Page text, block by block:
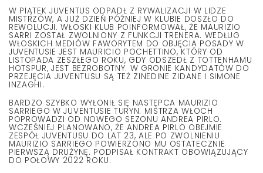
W PIĄTEK JUVENTUS ODPADŁ Z RYWALIZACJI W LIDZE
MISTRZÓW, A JUŻ DZIEŃ PÓŹNIEJ W KLUBIE DOSZŁO DO
REWOLUCJI. WŁOSKI KLUB POINFORMOWAŁ, ŻE MAURIZIO
SARRI ZOSTAŁ ZWOLNIONY Z FUNKCJI TRENERA. WEDŁUG
WŁOSKICH MEDIÓW FAWORYTEM DO OBJĘCIA POSADY W
JUVENTUSIE JEST MAURICIO POCHETTINO, KTÓRY OD
LISTOPADA ZESZŁEGO ROKU, GDY ODSZEDŁ Z TOTTENHAMU
HOTSPUR, JEST BEZROBOTNY. W GRONIE KANDYDATÓW DO
PRZEJĘCIA JUVENTUSU SĄ TEŻ ZINEDINE ZIDANE I SIMONE
INZAGHI.
BARDZO SZYBKO WYŁONIŁ SIĘ NASTĘPCA MAURIZIO
SARRIEGO W JUVENTUSIE TURYN. MISTRZA WŁOCH
POPROWADZI OD NOWEGO SEZONU ANDREA PIRLO.
WCZEŚNIEJ PLANOWANO, ŻE ANDREA PIRLO OBEJMIE
ZESPÓŁ JUVENTUSU DO LAT 23, ALE PO ZWOLNIENIU
MAURIZIO SARRIEGO POWIERZONO MU OSTATECZNIE
PIERWSZĄ DRUŻYNĘ. PODPISAŁ KONTRAKT OBOWIĄZUJĄCY
DO POŁOWY 2022 ROKU.